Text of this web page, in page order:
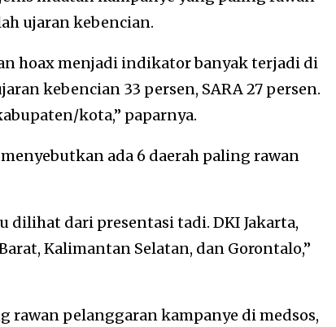
ujaran kebencian.
hoax menjadi indikator banyak terjadi di
kebencian 33 persen, SARA 27 persen.
kota,” paparnya.
ada 6 daerah paling rawan
dilihat dari presentasi tadi. DKI Jakarta,
Kalimantan Selatan, dan Gorontalo,”
rawan pelanggaran kampanye di medsos,